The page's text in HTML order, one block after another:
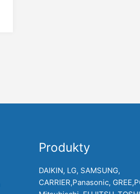
Produkty
DAIKIN, LG, SAMSUNG,
CARRIER,Panasonic,